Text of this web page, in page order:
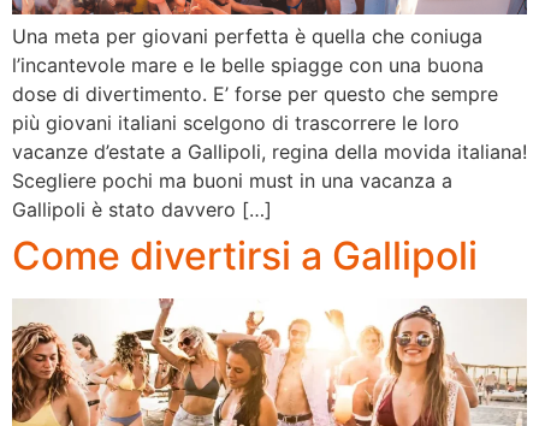
Una meta per giovani perfetta è quella che coniuga
l’incantevole mare e le belle spiagge con una buona
dose di divertimento. E’ forse per questo che sempre
più giovani italiani scelgono di trascorrere le loro
vacanze d’estate a Gallipoli, regina della movida italiana!
Scegliere pochi ma buoni must in una vacanza a
Gallipoli è stato davvero […]
Come divertirsi a Gallipoli